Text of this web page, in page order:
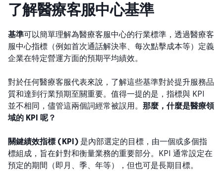
了解醫療客服中心基準
基準可以簡單理解為醫療客服中心的行業標準，透過醫療客
服中心指標（例如首次通話解決率、每次點擊成本等）定義
企業在特定營運方面的預期平均績效。
對於任何醫療客服代表來說，了解這些基準對於提升服務品
質和達到行業預期至關重要。值得一提的是，指標與 KPI
並不相同，儘管這兩個詞經常被誤用。 那麼，什麼是醫療領
域的 KPI 呢？
關鍵績效指標 (KPI) 是內部選定的目標，由一個或多個指
標組成，旨在針對和衡量業務的重要部分。KPI 通常設定在
預定的期間（即月、季、年等），但也可是長期目標。